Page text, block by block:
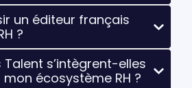
un éditeur français
?
Talent s’intègrent-elles
écosystème RH ?